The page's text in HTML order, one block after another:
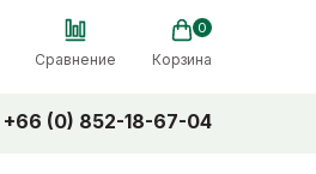
Сравнение
0
Корзина
+66 (0) 852-18-67-04